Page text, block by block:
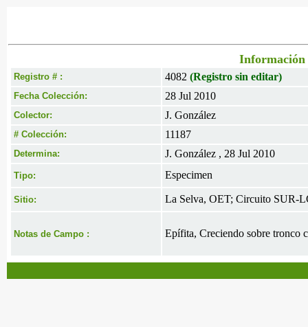
Información
Registro # : 4082 (Registro sin editar)
Fecha Colección: 28 Jul 2010
Colector: J. González
# Colección: 11187
Determina: J. González , 28 Jul 2010
Tipo: Especimen
Sitio: La Selva, OET; Circuito SUR-
Notas de Campo : Epífita, Creciendo sobre tronco